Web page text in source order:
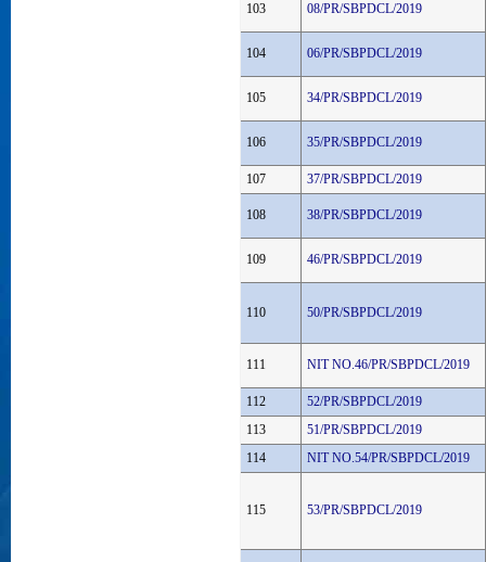
103 08/PR/SBPDCL/2019
104 06/PR/SBPDCL/2019
105 34/PR/SBPDCL/2019
106 35/PR/SBPDCL/2019
107 37/PR/SBPDCL/2019
108 38/PR/SBPDCL/2019
109 46/PR/SBPDCL/2019
110 50/PR/SBPDCL/2019
111 NIT NO.46/PR/SBPDCL/2019
112
52/PR/SBPDCL/2019
113
51/PR/SBPDCL/2019
114
NIT NO.54/PR/SBPDCL/2019
115 53/PR/SBPDCL/2019